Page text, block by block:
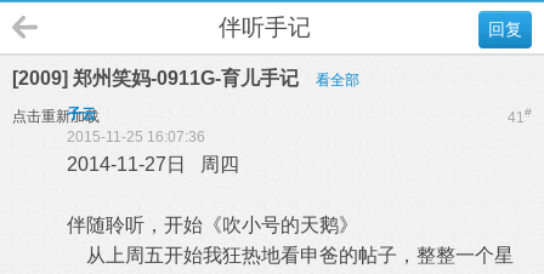
回复
伴听手记
[2009] 郑州笑妈-0911G-育儿手记 看全部
点击重新加载 41#
子云
2015-11-25 16:07:36
2014-11-27日 周四
伴随聆听，开始《吹小号的天鹅》
从上周五开始我狂热地看申爸的帖子，整整一个星